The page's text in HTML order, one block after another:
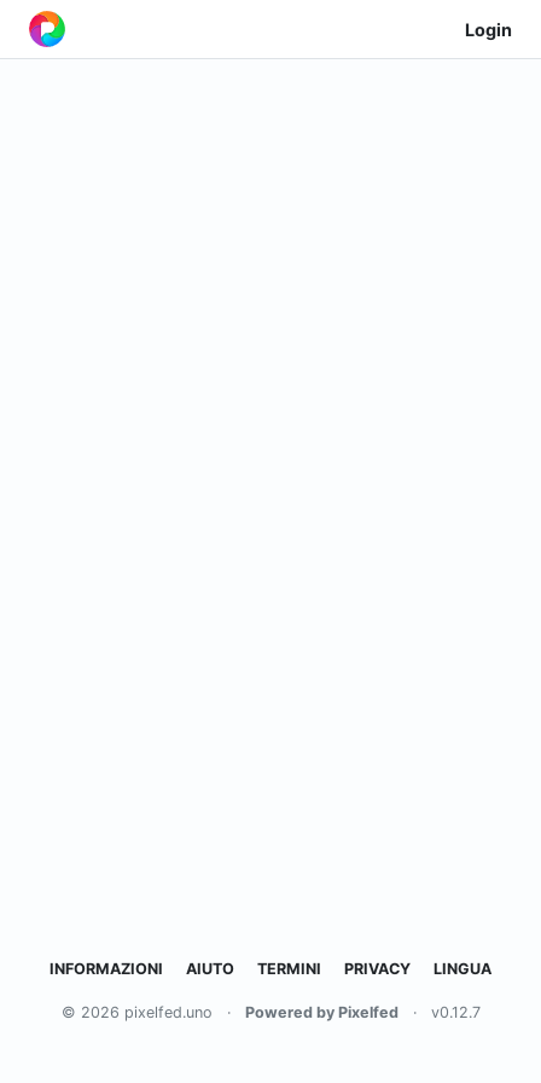
Login
INFORMAZIONI AIUTO TERMINI PRIVACY LINGUA
© 2026 pixelfed.uno · Powered by Pixelfed · v0.12.7